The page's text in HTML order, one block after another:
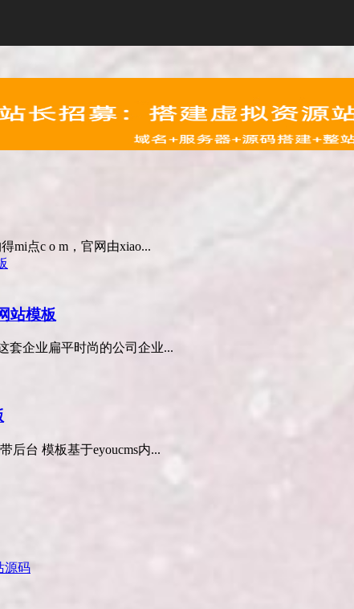
mi点c o m，官网由xiao...
站模板
套企业扁平时尚的公司企业...
后台 模板基于eyoucms内...